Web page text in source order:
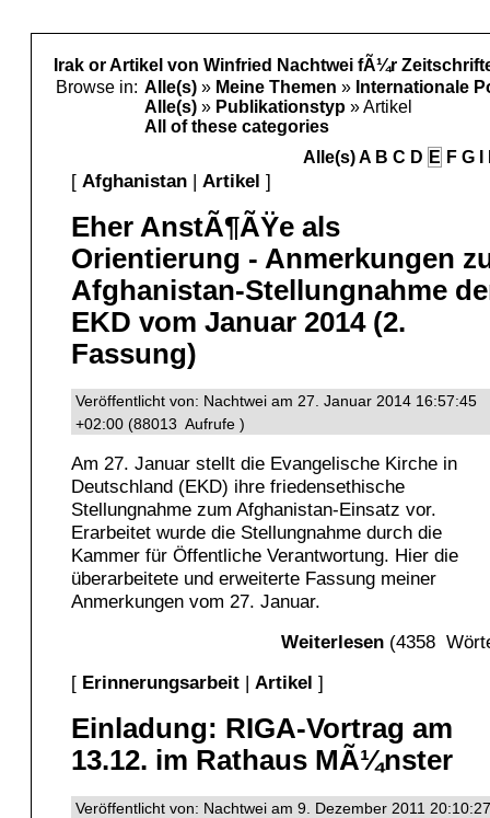
Irak or Artikel von Winfried Nachtwei fÃ¼r
Browse in: Alle(s) » Meine Themen » Internationale
Alle(s) » Publikationstyp » Artikel
All of these categories
Alle(s) A B C D E F G
[ Afghanistan | Artikel ]
Eher AnstÃ¶ÃŸe als
Orientierung - Anmerkungen
Afghanistan-Stellungnahme
EKD vom Januar 2014 (2.
Fassung)
Veröffentlicht von: Nachtwei am 27. Januar 2014 16:57:45
+02:00 (88013 Aufrufe )
Am 27. Januar stellt die Evangelische Kirche in
Deutschland (EKD) ihre friedensethische
Stellungnahme zum Afghanistan-Einsatz vor.
Erarbeitet wurde die Stellungnahme durch die
Kammer für Öffentliche Verantwortung. Hier die
überarbeitete und erweiterte Fassung meiner
Anmerkungen vom 27. Januar.
Weiterlesen (4358
[ Erinnerungsarbeit | Artikel ]
Einladung: RIGA-Vortrag am
13.12. im Rathaus MÃ¼nster
Veröffentlicht von: Nachtwei am 9. Dezember 2011 20:10:27